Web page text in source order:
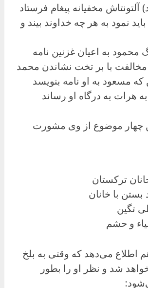
آلتونتاش مخفیانه پیغام فرستاد
باید نمود به هر چه خداوند بیند و
محمود به اعیان غزنین نامه
با بر تخت نشاندن محمد
که مسعود به او نامه بنویسد
هرات به درگاه او رساند
چهار موضوع از وی مشورت
ترکستان
با خانان
تگین
و حشم
اطلاع می‌دهد که وقتی به بلخ
شد و نظر او را بطور